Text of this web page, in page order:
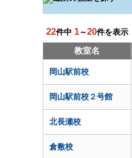
22件中 1～20件を表示
教室名
岡山駅前校
岡山駅前校２号館
北長瀬校
倉敷校